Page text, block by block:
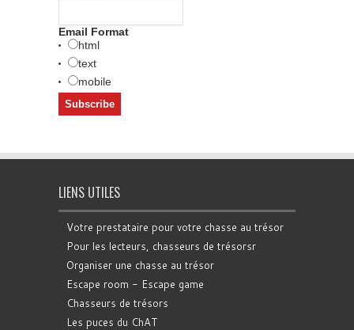
Email Format
html
text
mobile
LIENS UTILES
Votre prestataire pour votre chasse au trésor
Pour les lecteurs, chasseurs de trésorsr
Organiser une chasse au trésor
Escape room - Escape game
Chasseurs de trésors
Les puces du ChAT